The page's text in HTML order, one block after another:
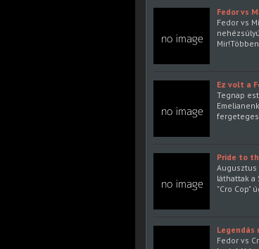
Fedor vs
Fedor vs
Ez volt a
Tegnap
Pride to
Augusztus
láthattak a
"Cro Cop"
Legendás
Fedor vs